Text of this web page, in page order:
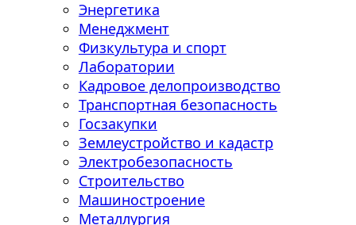
Энергетика
Менеджмент
Физкультура и спорт
Лаборатории
Кадровое делопроизводство
Транспортная безопасность
Госзакупки
Землеустройство и кадастр
Электробезопасность
Строительство
Машиностроение
Металлургия